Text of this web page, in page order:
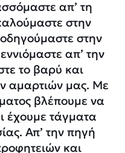
απ’ τη
στην
στην
απ’ την
το βαρύ και
αμαρτιών μας. Με
βλέπουμε να
έχουμε τάγματα
Απ’ την πηγή
και